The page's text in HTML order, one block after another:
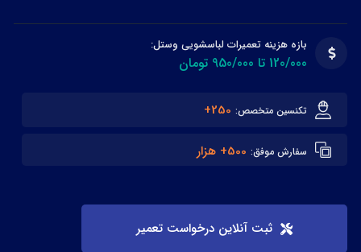
بازه هزینه تعمیرات لباسشویی وستل:
120/000 تا 950/000 تومان
تکنسین متخصص: 250+
سفارش موفق: 500+ هزار
ثبت آنلاین درخواست تعمیر